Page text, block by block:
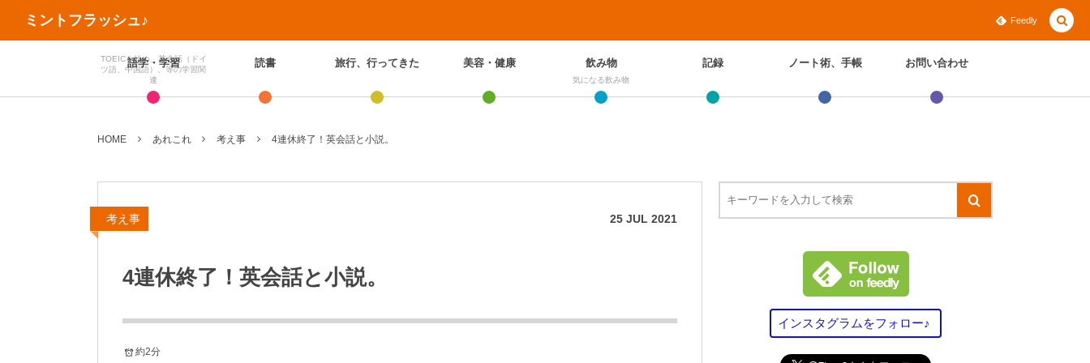
ミントフラッシュ♪ Feedly
語学・学習
TOEICを始め、英会話（ドイ
ツ語、中国語）、等の学習関
連
読書 旅行、行ってきた 美容・健康 飲み物
気になる飲み物
記録 ノート術、手帳 お問い合わせ
HOME あれこれ 考え事 4連休終了！英会話と小説。
考え事 25 JUL 2021
4連休終了！英会話と小説。
約2分
インスタグラムをフォロー♪